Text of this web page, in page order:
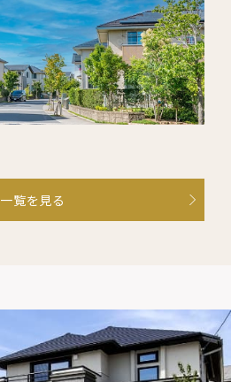
一覧を見る